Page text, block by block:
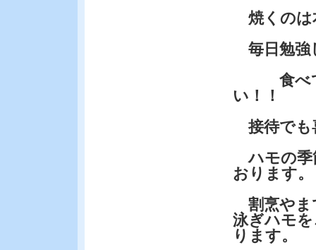
焼くのは
毎日勉強
食べて
い！！
接待でも
ハモの季
おります。
割烹やま
泳ぎハモ
ります。